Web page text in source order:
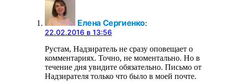
Елена Сергиенко:
22.02.2016 в 13:56
Рустам, Надзиратель не сразу оповещает о
комментариях. Точно, не моментально. Но в
течение дня увидите обязательно. Письмо от
Надзирателя только что было в моей почте.